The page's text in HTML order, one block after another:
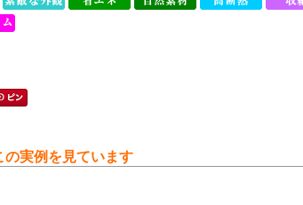
の実例を見ています